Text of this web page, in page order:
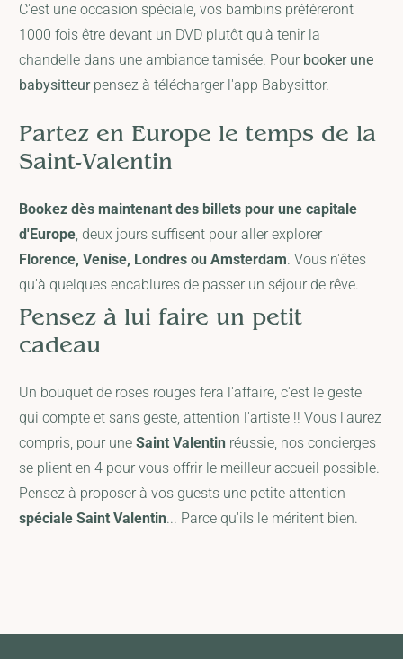
C'est une occasion spéciale, vos bambins préfèreront
1000 fois être devant un DVD plutôt qu'à tenir la
chandelle dans une ambiance tamisée. Pour booker une
babysitteurpensez à télécharger l'app Babysittor.
Partez en Europe le temps de la
Saint-Valentin
Bookez dès maintenant des billets pour une capitale
d'Europe, deux jours suffisent pour aller explorer
Florence, Venise, Londres ou Amsterdam. Vous n'êtes
qu'à quelques encablures de passer un séjour de rêve.
Pensez à lui faire un petit
cadeau
Un bouquet de roses rouges fera l'affaire, c'est le geste
qui compte et sans geste, attention l'artiste !! Vous l'aurez
compris, pour uneSaint Valentin réussie, nos concierges
se plient en 4 pour vous offrir le meilleur accueil possible.
Pensez à proposer à vos guests une petite attention
spéciale Saint Valentin... Parce qu'ils le méritent bien.